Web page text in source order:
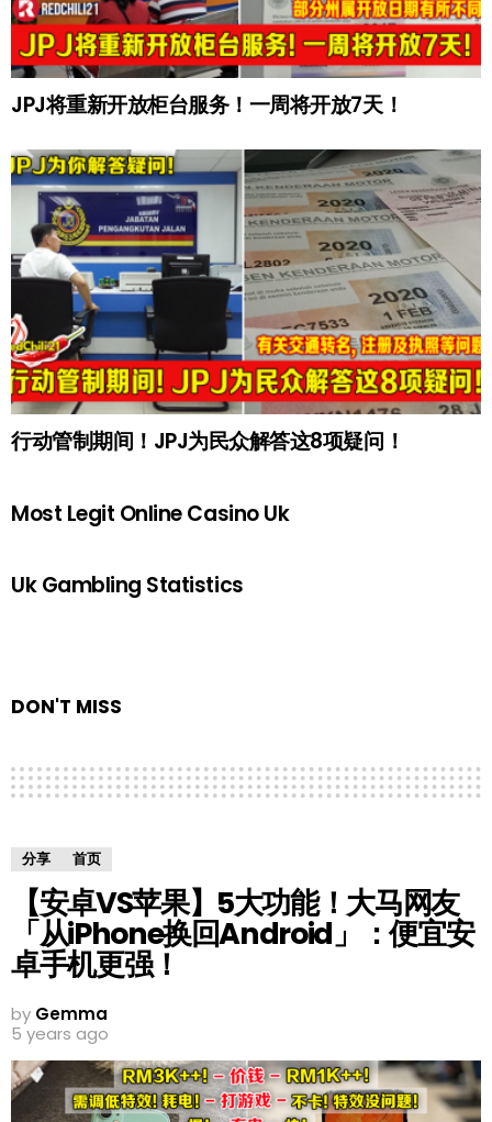
JPJ将重新开放柜台服务！一周将开放7天！
行动管制期间！JPJ为民众解答这8项疑问！
Most Legit Online Casino Uk
Uk Gambling Statistics
DON'T MISS
分享 首页
【安卓VS苹果】5大功能！大马网友
「从iPhone换回Android」：便宜安
卓手机更强！
by Gemma
5 years ago